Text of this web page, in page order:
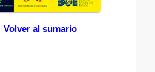
Volver al sumario